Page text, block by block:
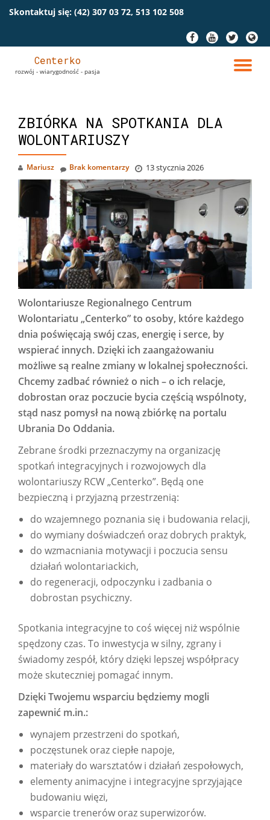
Skontaktuj się: (42) 307 03 72, 513 102 508
fa-
facebook
fa-
youtube
fa-
twitter
fa-
globe
Centerko
rozwój - wiarygodność - pasja
ZBIÓRKA NA SPOTKANIA DLA
WOLONTARIUSZY
Mariusz 13 stycznia 2026
Brak komentarzy
Wolontariusze Regionalnego Centrum
Wolontariatu „Centerko” to osoby, które każdego
dnia poświęcają swój czas, energię i serce, by
wspierać innych. Dzięki ich zaangażowaniu
możliwe są realne zmiany w lokalnej społeczności.
Chcemy zadbać również o nich – o ich relacje,
dobrostan oraz poczucie bycia częścią wspólnoty,
stąd nasz pomysł na nową zbiórkę na portalu
Ubrania Do Oddania.
Zebrane środki przeznaczymy na organizację
spotkań integracyjnych i rozwojowych dla
wolontariuszy RCW „Centerko”. Będą one
bezpieczną i przyjazną przestrzenią:
do wzajemnego poznania się i budowania relacji,
do wymiany doświadczeń oraz dobrych praktyk,
do wzmacniania motywacji i poczucia sensu
działań wolontariackich,
do regeneracji, odpoczynku i zadbania o
dobrostan psychiczny.
Spotkania integracyjne to coś więcej niż wspólnie
spędzony czas. To inwestycja w silny, zgrany i
świadomy zespół, który dzięki lepszej współpracy
może skuteczniej pomagać innym.
Dzięki Twojemu wsparciu będziemy mogli
zapewnić m.in.:
wynajem przestrzeni do spotkań,
poczęstunek oraz ciepłe napoje,
materiały do warsztatów i działań zespołowych,
elementy animacyjne i integracyjne sprzyjające
budowaniu więzi,
wsparcie trenerów oraz superwizorów.